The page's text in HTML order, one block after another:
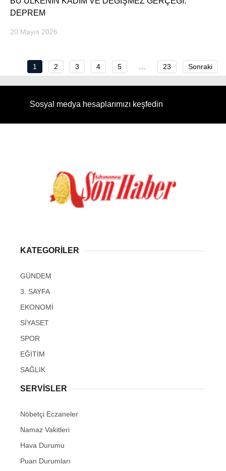
DEPREM
20 Mayıs 2026
1 2 3 4 5 23 Sonraki
Sosyal medya hesaplarımızı keşfedin
KATEGORİLER
GÜNDEM
3. SAYFA
EKONOMİ
SİYASET
SPOR
EĞİTİM
SAĞLIK
SERVİSLER
Nöbetçi Eczaneler
Namaz Vakitleri
Hava Durumu
Puan Durumları